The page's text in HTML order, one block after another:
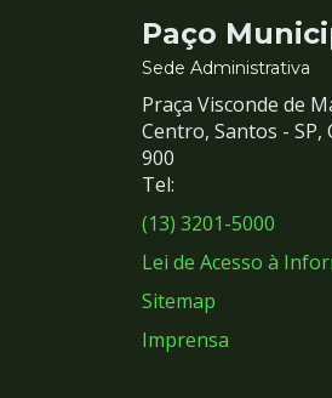
Contato
e
Redes
Sociais
Paço
Sede Administrativa
Praça Visconde de
Centro, Santos - SP,
900
Tel:
(13) 3201-5000
Lei de Acesso à
Sitemap
Imprensa